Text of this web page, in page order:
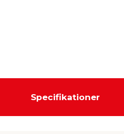
Specifikationer